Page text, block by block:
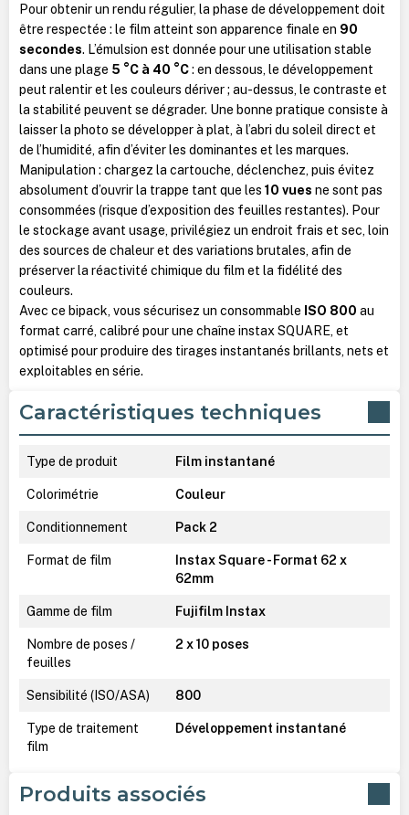
Pour obtenir un rendu régulier, la phase de développement doit
être respectée : le film atteint son apparence finale en 90
secondes. L’émulsion est donnée pour une utilisation stable
dans une plage 5 °C à 40 °C: en dessous, le développement
peut ralentir et les couleurs dériver ; au-dessus, le contraste et
la stabilité peuvent se dégrader. Une bonne pratique consiste à
laisser la photo se développer à plat, à l’abri du soleil direct et
de l’humidité, afin d’éviter les dominantes et les marques.
Manipulation : chargez la cartouche, déclenchez, puis évitez
absolument d’ouvrir la trappe tant que les 10 vues ne sont pas
consommées (risque d’exposition des feuilles restantes). Pour
le stockage avant usage, privilégiez un endroit frais et sec, loin
des sources de chaleur et des variations brutales, afin de
préserver la réactivité chimique du film et la fidélité des
couleurs.
Avec ce bipack, vous sécurisez un consommable ISO 800 au
format carré, calibré pour une chaîne instax SQUARE, et
optimisé pour produire des tirages instantanés brillants, nets et
exploitables en série.
Caractéristiques techniques
Type de produit Film instantané
Colorimétrie Couleur
Conditionnement Pack 2
Format de film
Instax Square - Format 62 x
62mm
Gamme de film Fujifilm Instax
Nombre de poses /
feuilles
2 x 10 poses
Sensibilité (ISO/ASA) 800
Type de traitement
film
Développement instantané
Produits associés